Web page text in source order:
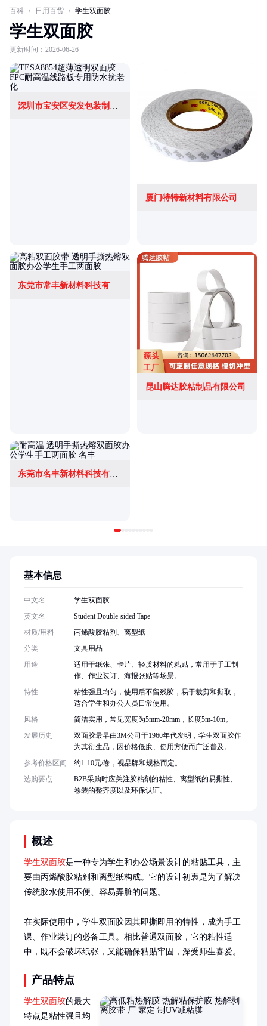
百科 / 日用百货 / 学生双面胶
学生双面胶
更新时间：2026-06-26
深圳市宝安区安发包装制品经营部(个体工商户)
厦门特特新材料有限公司
昆山腾达胶粘制品有限公司
东莞市名丰新材料科技有限公司
概述
学生双面胶是一种专为学生和办公场景设计的粘贴工具，主
要由丙烯酸胶粘剂和离型纸构成。它的设计初衷是为了解决
传统胶水使用不便、容易弄脏的问题。
在实际使用中，学生双面胶因其即撕即用的特性，成为手工
课、作业装订的必备工具。相比普通双面胶，它的粘性适
中，既不会破坏纸张，又能确保粘贴牢固，深受师生喜爱。
产品特点
学生双面胶的最大
特点是粘性强且均
基本信息
中文名
学生双面胶
英文名
Student Double-sided Tape
材质/用料
丙烯酸胶粘剂、离型纸
分类
文具用品
用途
适用于纸张、卡片、轻质材料的粘贴，常用于手工制
作、作业装订、海报张贴等场景。
特性
粘性强且均匀，使用后不留残胶，易于裁剪和撕取，
适合学生和办公人员日常使用。
风格
简洁实用，常见宽度为5mm-20mm，长度5m-10m。
发展历史
双面胶最早由3M公司于1960年代发明，学生双面胶作
为其衍生品，因价格低廉、使用方便而广泛普及。
参考价格区间
约1-10元/卷，视品牌和规格而定。
选购要点
B2B采购时应关注胶粘剂的粘性、离型纸的易撕性、
卷装的整齐度以及环保认证。